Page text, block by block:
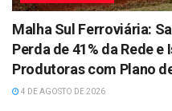
Malha Sul Ferroviária:
Perda de 41% da Rede
Produtoras com Plano
4 DE AGOSTO DE 2026